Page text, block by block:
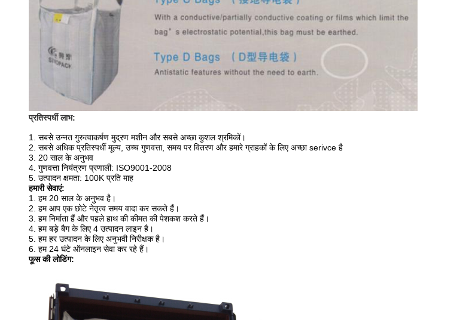
प्रतिस्पर्धी लाभ:
1. सबसे उन्नत गुरुत्वाकर्षण मुद्रण मशीन और सबसे अच्छा कुशल श्रमिकों।
2. सबसे अधिक प्रतिस्पर्धी मूल्य, उच्च गुणवत्ता, समय पर वितरण और हमारे ग्राहकों के लिए अच्छा serivce है
3. 20 साल के अनुभव
4. गुणवत्ता नियंत्रण प्रणाली: ISO9001-2008
5. उत्पादन क्षमता: 100K प्रति माह
हमारी सेवाएं:
1. हम 20 साल के अनुभव है।
2. हम आप एक छोटे नेतृत्व समय वादा कर सकते हैं।
3. हम निर्माता हैं और पहले हाथ की कीमत की पेशकश करते हैं।
4. हम बड़े बैग के लिए 4 उत्पादन लाइन है।
5. हम हर उत्पादन के लिए अनुभवी निरीक्षक है।
6. हम 24 घंटे ऑनलाइन सेवा कर रहे हैं।
फूस की लोडिंग: